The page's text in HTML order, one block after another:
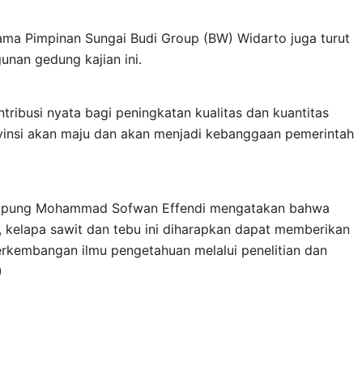
Pimpinan Sungai Budi Group (BW) Widarto juga turut
gedung kajian ini.
nyata bagi peningkatan kualitas dan kuantitas
akan maju dan akan menjadi kebanggaan pemerintah
Mohammad Sofwan Effendi mengatakan bahwa
sawit dan tebu ini diharapkan dapat memberikan
ilmu pengetahuan melalui penelitian dan